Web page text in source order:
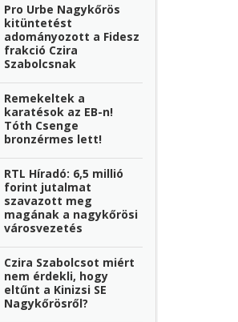
Pro Urbe Nagykőrös
kitüntetést
adományozott a Fidesz
frakció Czira
Szabolcsnak
Remekeltek a
karatésok az EB-n!
Tóth Csenge
bronzérmes lett!
RTL Híradó: 6,5 millió
forint jutalmat
szavazott meg
magának a nagykőrösi
városvezetés
Czira Szabolcsot miért
nem érdekli, hogy
eltűnt a Kinizsi SE
Nagykőrösről?